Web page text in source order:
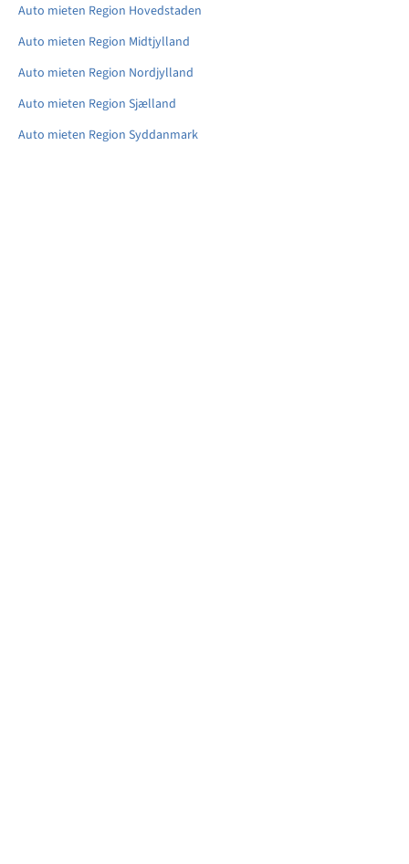
Auto mieten Region Hovedstaden
Auto mieten Region Midtjylland
Auto mieten Region Nordjylland
Auto mieten Region Sjælland
Auto mieten Region Syddanmark